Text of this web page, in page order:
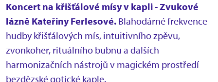
Koncert na křišťálové mísy v kapli - Zvukové
lázně Kateřiny Ferlesové. Blahodárné frekvence
hudby křišťálových mís, intuitivního zpěvu,
zvonkoher, rituálního bubnu a dalších
harmonizačních nástrojů v magickém prostředí
bezdězské gotické kaple.